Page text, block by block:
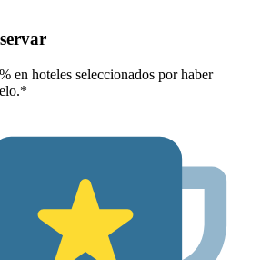
en hoteles seleccionados por haber